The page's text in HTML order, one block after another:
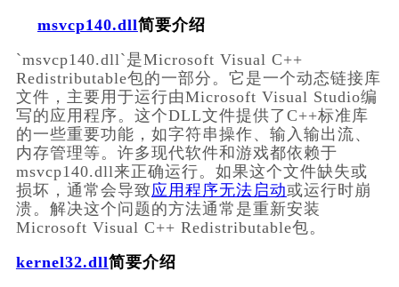
msvcp140.dll简要介绍
`msvcp140.dll`是Microsoft Visual C++
Redistributable包的一部分。它是一个动态链接库
文件，主要用于运行由Microsoft Visual Studio编
写的应用程序。这个DLL文件提供了C++标准库
的一些重要功能，如字符串操作、输入输出流、
内存管理等。许多现代软件和游戏都依赖于
msvcp140.dll来正确运行。如果这个文件缺失或
损坏，通常会导致应用程序无法启动或运行时崩
溃。解决这个问题的方法通常是重新安装
Microsoft Visual C++ Redistributable包。
kernel32.dll简要介绍